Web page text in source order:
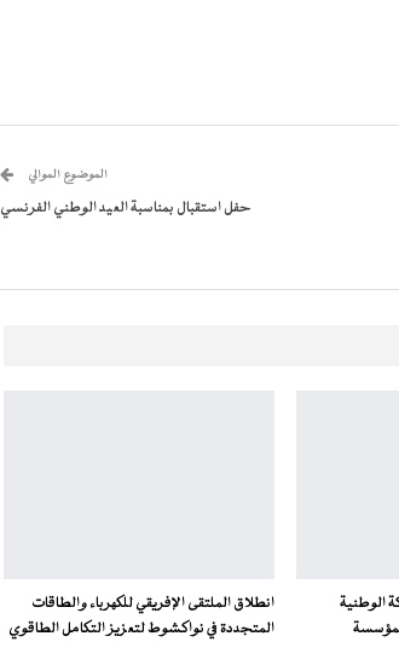
الموضوع الموالي
حفل استقبال بمناسبة العيد الوطني الفرنسي
الوطنية
انطلاق الملتقى الإفريقي للكهرباء والطاقات
المتجددة في نواكشوط لتعزيز التكامل الطاقوي